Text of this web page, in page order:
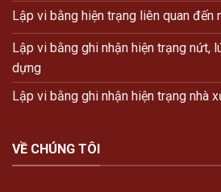
Lập vi bằng hiện trạng liên quan đến
Lập vi bằng ghi nhận hiện trạng nứt,
dựng
Lập vi bằng ghi nhận hiện trạng nhà
VỀ CHÚNG TÔI